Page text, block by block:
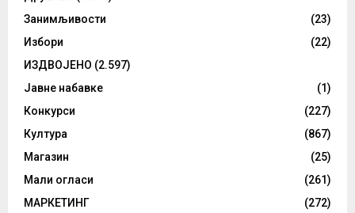
Занимљивости
(23)
Избори
(22)
ИЗДВОЈЕНО (2.597)
Јавне набавке
(1)
Конкурси
(227)
Култура
(867)
Магазин
(25)
Мали огласи
(261)
МАРКЕТИНГ
(272)